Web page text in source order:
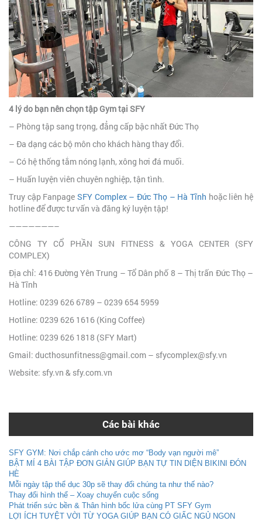
4 lý do bạn nên chọn tập Gym tại SFY
– Phòng tập sang trọng, đẳng cấp bậc nhất Đức Thọ
– Đa dạng các bộ môn cho khách hàng thay đổi.
– Có hệ thống tắm nóng lạnh, xông hơi đá muối.
– Huấn luyện viên chuyên nghiệp, tận tình.
Truy cập FanpageSFY Complex – Đức Thọ – Hà Tĩnh hoặc liên hệ
hotline để được tư vấn và đăng ký luyện tập!
———————–
CÔNG TY CỔ PHẦN SUN FITNESS & YOGA CENTER (SFY
COMPLEX)
Địa chỉ: 416 Đường Yên Trung – Tổ Dân phố 8 – Thị trấn Đức Thọ –
Hà Tĩnh
Hotline: 0239 626 6789 – 0239 654 5959
Hotline: 0239 626 1616 (King Coffee)
Hotline: 0239 626 1818 (SFY Mart)
Gmail: ducthosunfitness@gmail.com – sfycomplex@sfy.vn
Website: sfy.vn & sfy.com.vn
Các bài khác
SFY GYM: Nơi chắp cánh cho ước mơ “Body vạn người mê”
BẬT MÍ 4 BÀI TẬP ĐƠN GIẢN GIÚP BẠN TỰ TIN DIỆN BIKINI ĐÓN
HÈ
Mỗi ngày tập thể dục 30p sẽ thay đổi chúng ta như thế nào?
Thay đổi hình thể – Xoay chuyển cuộc sống
Phát triển sức bền & Thân hình bốc lửa cùng PT SFY Gym
LỢI ÍCH TUYỆT VỜI TỪ YOGA GIÚP BẠN CÓ GIẤC NGỦ NGON